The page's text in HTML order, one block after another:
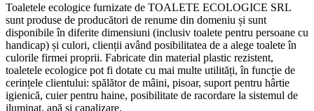
Toaletele ecologice furnizate de TOALETE ECOLOGICE SRL
sunt produse de producători de renume din domeniu și sunt
disponibile în diferite dimensiuni (inclusiv toalete pentru persoane cu
handicap) și culori, clienții având posibilitatea de a alege toalete în
culorile firmei proprii. Fabricate din material plastic rezistent,
toaletele ecologice pot fi dotate cu mai multe utilități, în funcție de
cerințele clientului: spălător de mâini, pisoar, suport pentru hârtie
igienică, cuier pentru haine, posibilitate de racordare la sistemul de
iluminat, apă și canalizare.